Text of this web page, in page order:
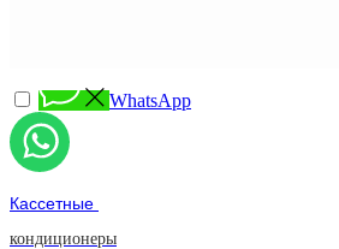
WhatsApp
Кассетные
кондиционеры